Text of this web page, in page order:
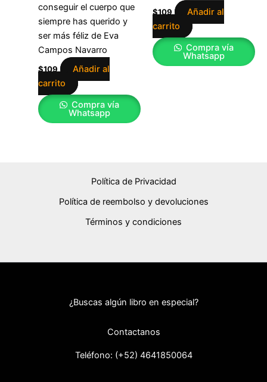
conseguir el cuerpo que
siempre has querido y
ser más féliz de Eva
Campos Navarro
$109
Añadir al
carrito
Compra vía
Whatsapp
$109
Añadir al
carrito
Compra vía
Whatsapp
Política de Privacidad
Política de reembolso y devoluciones
Términos y condiciones
¿Buscas algún libro en especial?
Contactanos
Teléfono: (+52) 4641850064